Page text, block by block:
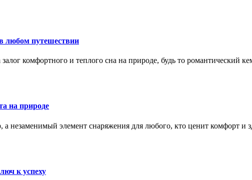
любом путешествии
комфортного и теплого сна на природе, будь то романтический
на природе
а незаменимый элемент снаряжения для любого, кто ценит комфорт и
к успеху